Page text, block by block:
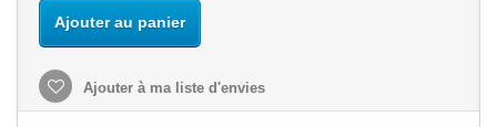
Ajouter au panier
Ajouter à ma liste d'envies